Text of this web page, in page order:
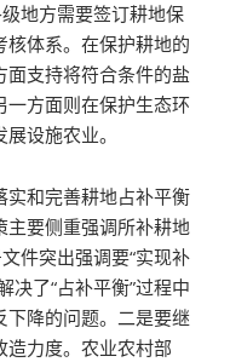
地方需要签订耕地保
体系。在保护耕地的
面支持将符合条件的盐
一方面则在保护生态环
设施农业。
实和完善耕地占补平衡
主要侧重强调所补耕地
件突出强调要“实现补
决了“占补平衡”过程中
下降的问题。二是要继
力度。农业农村部